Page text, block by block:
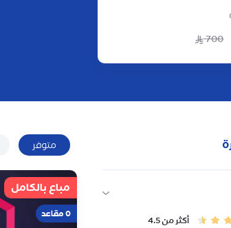
700
أكثر من 4.5
متوفر
مباع بالكامل
0 مقاعد